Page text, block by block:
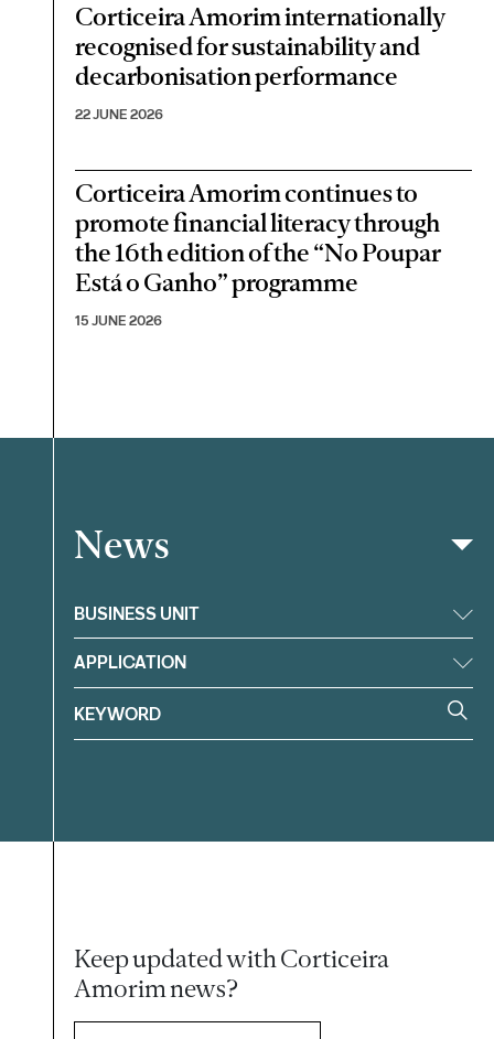
Corticeira Amorim internationally
recognised for sustainability and
decarbonisation performance
22 JUNE 2026
Corticeira Amorim continues to
promote financial literacy through
the 16th edition of the “No Poupar
Está o Ganho” programme
15 JUNE 2026
Filter
News
BUSINESS UNIT
APPLICATION
Keep updated with Corticeira
Amorim news?